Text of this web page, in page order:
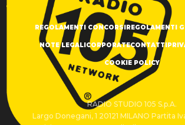
REGOLAMENTI CONCORSI REGOLAMENTI
NOTE LEGALI CORPORATECONTATTI
COOKIE POLICY
RADIO STUDIO 105 S.p.A.
Largo Donegani, 1 20121 MILANO Partita